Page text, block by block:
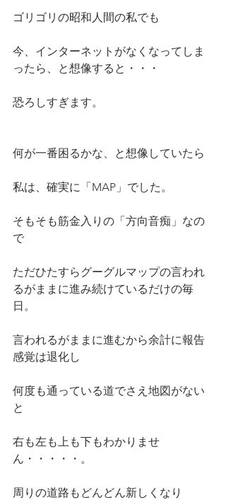
ゴリゴリの昭和人間の私でも
今、インターネットがなくなってしま
ったら、と想像すると・・・
恐ろしすぎます。
何が一番困るかな、と想像していたら
私は、確実に「MAP」でした。
そもそも筋金入りの「方向音痴」なの
で
ただひたすらグーグルマップの言われ
るがままに進み続けているだけの毎
日。
言われるがままに進むから余計に報告
感覚は退化し
何度も通っている道でさえ地図がない
と
右も左も上も下もわかりませ
ん・・・・・。
周りの道路もどんどん新しくなり